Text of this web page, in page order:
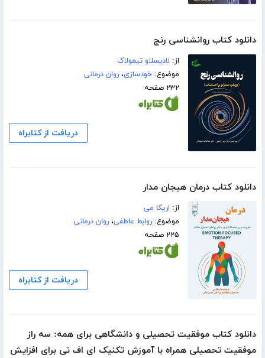
دانلود کتاب روانشناسی رنج
از: لادیسلاو تیمولاک
موضوع:خودسازی،روان درمانی
۲۳۲ صفحه
دریافت از کتابراه
دانلود کتاب درمان هیجان مدار
از: اریکا می
موضوع:روابط عاطفی،روان درمانی
۲۲۵ صفحه
دریافت از کتابراه
دانلود کتاب موفقیت تحصیلی و دانشگاهی برای همه: سه راز
موفقیت تحصیلی همراه با آموزش تکنیک ای اف تی برای افزایش